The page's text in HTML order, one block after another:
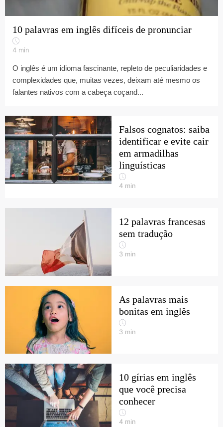
10 palavras em inglês difíceis de pronunciar
4 min
O inglês é um idioma fascinante, repleto de peculiaridades e
complexidades que, muitas vezes, deixam até mesmo os
falantes nativos com a cabeça coçand...
Falsos cognatos: saiba
identificar e evite cair
em armadilhas
linguísticas
4 min
12 palavras francesas
sem tradução
3 min
As palavras mais
bonitas em inglês
3 min
10 gírias em inglês
que você precisa
conhecer
4 min